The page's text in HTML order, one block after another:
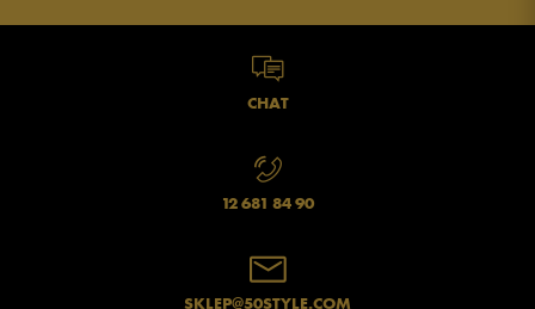
CHAT
12 681 84 90
SKLEP@50STYLE.COM